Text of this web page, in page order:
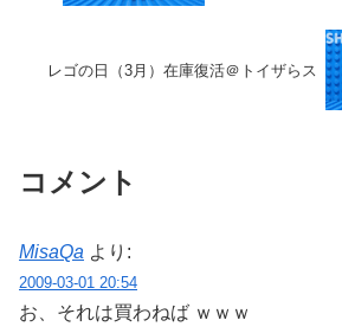
レゴの日（3月）在庫復活＠トイザらス
コメント
MisaQa より:
2009-03-01 20:54
お、それは買わねば ｗｗｗ